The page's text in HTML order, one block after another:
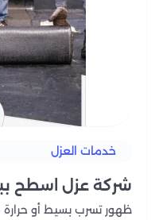
خدمات العزل
شركة عزل اسطح
ظهور تسرب بسيط أو